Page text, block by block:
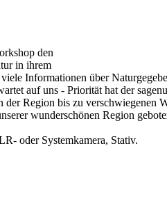
den
in ihrem
Informationen über
auf uns - Priorität hat der
Region bis zu
wunderschönen Region
oder Systemkamera, Stativ.